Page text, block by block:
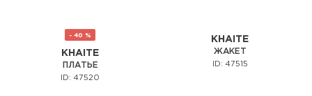
- 40 %
KHAITE
ПЛАТЬЕ
ID: 47520
KHAITE
ЖАКЕТ
ID: 47515